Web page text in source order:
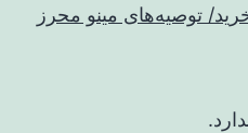
توصیه‌های مینو محرز